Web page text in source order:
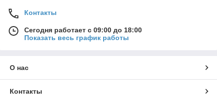
Контакты
Сегодня работает с 09:00 до 18:00
Показать весь график работы
О нас
Контакты